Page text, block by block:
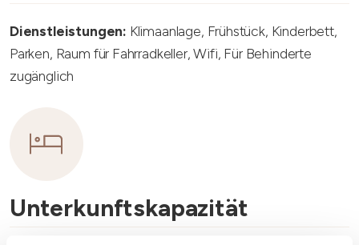
Dienstleistungen: Klimaanlage, Frühstück, Kinderbett,
Parken, Raum für Fahrradkeller, Wifi, Für Behinderte
zugänglich
Unterkunftskapazität